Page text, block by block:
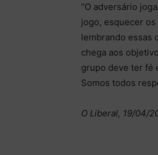
“O adversário
jogo, esquecer
lembrando essas
chega aos
grupo deve ter fé
Somos todos
O Liberal, 19/04/